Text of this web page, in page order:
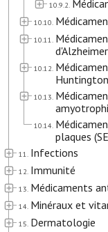
10.9.2.
10.10.
10.11.
d'Alzheimer
10.12.
Huntington
10.13.
10.14.
plaques
11. Infections
12. Immunité
13. Médicaments
14. Minéraux et
15. Dermatologie